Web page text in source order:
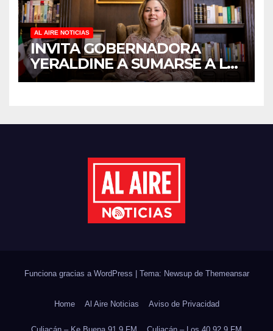
AL AIRE NOTICIAS
INVITA GOBERNADORA
YERALDINE A SUMARSE A LA
JORNADA NACIONAL DE
DE ÁRBOLES
Funciona gracias a WordPress Tema: Newsup de Themeansar
Home Al Aire Noticias Aviso de Privacidad